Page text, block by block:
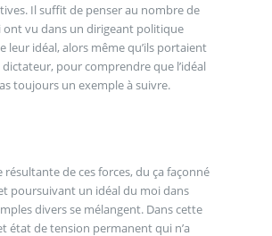
Il suffit de penser au nombre de
ont vu dans un dirigeant politique
leur idéal, alors même qu’ils portaient
pour comprendre que l’idéal
toujours un exemple à suivre.
résultante de ces forces, du ça façonné
poursuivant un idéal du moi dans
divers se mélangent. Dans cette
état de tension permanent qui n’a